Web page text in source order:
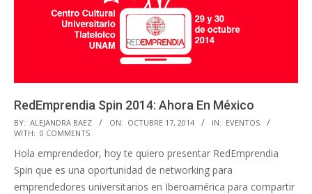
RedEmprendia Spin 2014: Ahora En México
2014-
10-
17
BY: ALEJANDRA BAEZ ON: OCTUBRE 17, 2014 IN: EVENTOS
WITH: 0 COMMENTS
Hola emprendedor, hoy te quiero presentar RedEmprendia
Spin que es una oportunidad de networking para
emprendedores universitarios en Iberoamérica para compartir